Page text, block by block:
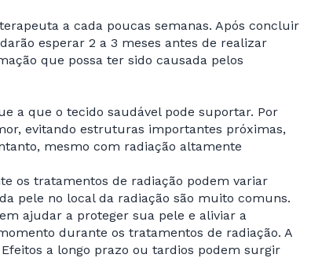
a cada poucas semanas. Após concluir
esperar 2 a 3 meses antes de realizar
que possa ter sido causada pelos
a que o tecido saudável pode suportar. Por
evitando estruturas importantes próximas,
mesmo com radiação altamente
os tratamentos de radiação podem variar
pele no local da radiação são muito comuns.
ajudar a proteger sua pele e aliviar a
durante os tratamentos de radiação. A
a longo prazo ou tardios podem surgir